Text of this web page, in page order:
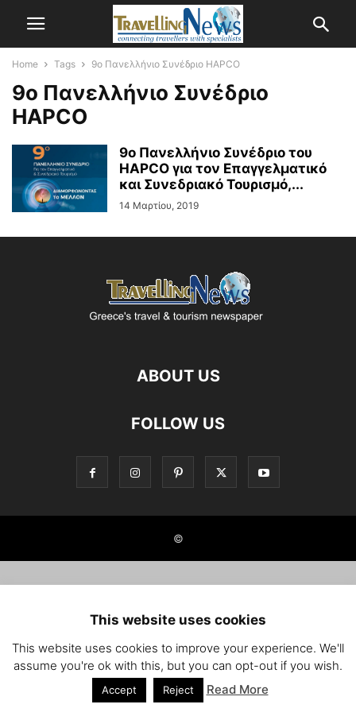
Home Tags 9o Πανελλήνιο Συνέδριο HAPCO
9o Πανελλήνιο Συνέδριο
HAPCO
9ο Πανελλήνιο Συνέδριο του
HAPCO για τον Επαγγελματικό
και Συνεδριακό Τουρισμό,...
14 Μαρτίου, 2019
ABOUT US
FOLLOW US
©
This website uses cookies
This website uses cookies to improve your experience. We'll
assume you're ok with this, but you can opt-out if you wish.
Accept Reject Read More